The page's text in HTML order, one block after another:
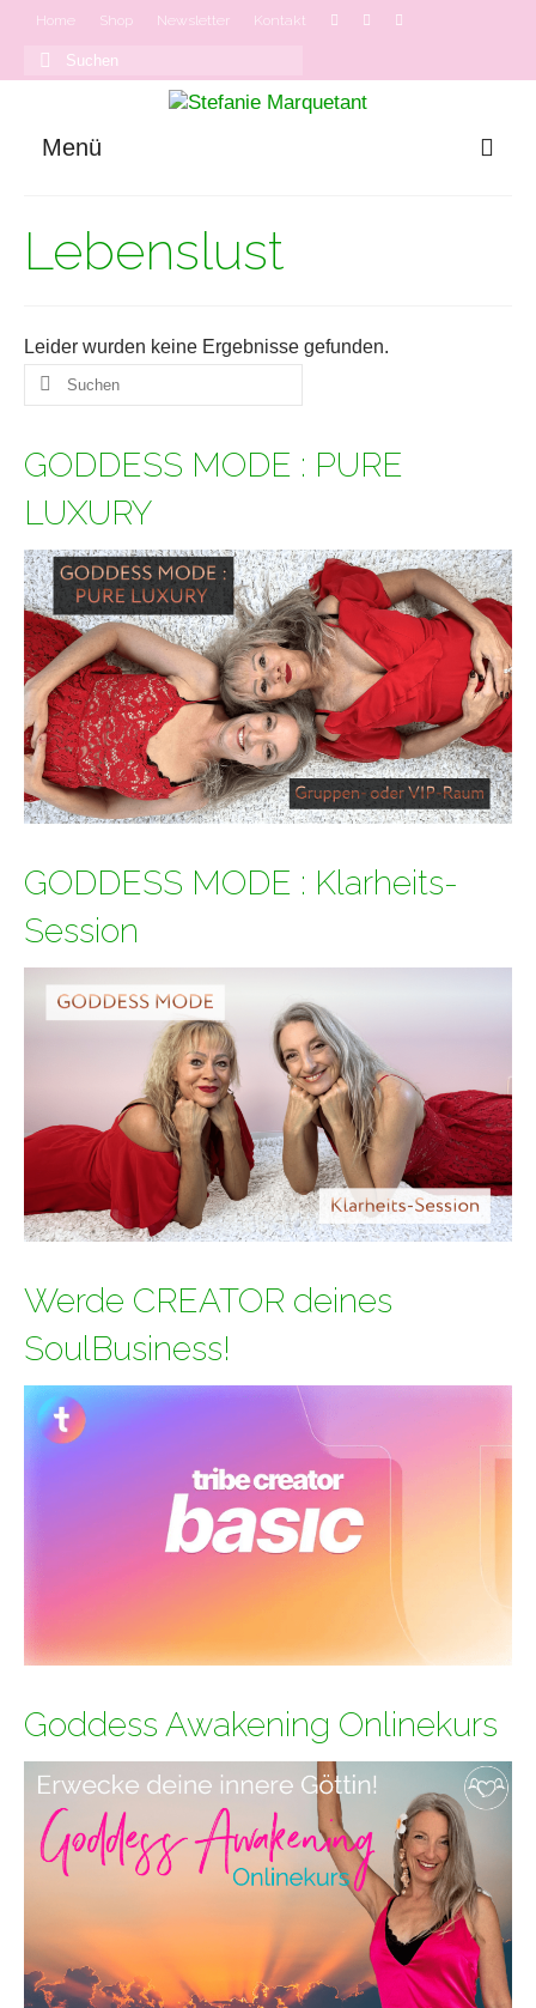
Home Shop Newsletter Kontakt
Suchen
Menü
Onlinekurse
Lebenslust
Leider wurden keine Ergebnisse gefunden.
Suchen
nach:
GODDESS MODE : PURE
LUXURY
GODDESS MODE : Klarheits-
Session
Werde CREATOR deines
SoulBusiness!
Goddess Awakening Onlinekurs